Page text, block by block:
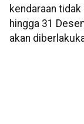
kendaraan
hingga 31
akan